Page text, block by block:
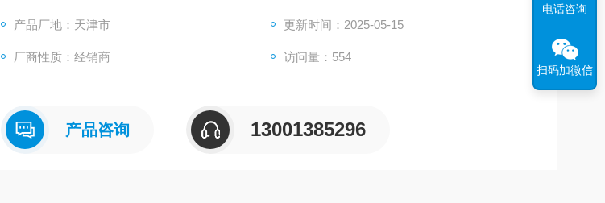
产品厂地：天津市 更新时间：2025-05-15
厂商性质：经销商 访问量：554
产品咨询 13001385296
电话咨询
扫码加微信